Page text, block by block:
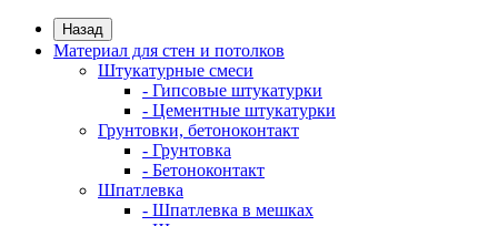
Назад
Материал для стен и потолков
Штукатурные смеси
- Гипсовые штукатурки
- Цементные штукатурки
Грунтовки, бетоноконтакт
- Грунтовка
- Бетоноконтакт
Шпатлевка
- Шпатлевка в мешках